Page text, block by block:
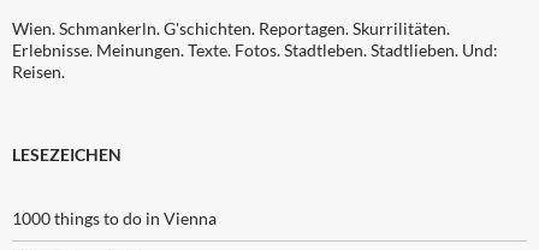
Wien. Schmankerln. G'schichten. Reportagen. Skurrilitäten.
Erlebnisse. Meinungen. Texte. Fotos. Stadtleben. Stadtlieben. Und:
Reisen.
LESEZEICHEN
1000 things to do in Vienna